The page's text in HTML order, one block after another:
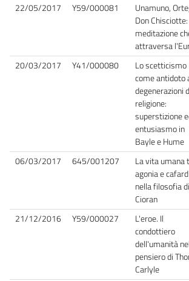
22/05/2017 Y59/000081
Unamuno,
Don
meditazione
attraversa
20/03/2017 Y41/000080
Lo scetticismo
come antidoto
degenerazioni
religione:
superstizione
entusiasmo in
Bayle e Hume
06/03/2017 645/001207
La vita umana
agonia e cafard
nella filosofia di
Cioran
21/12/2016 Y59/000027
L'eroe. Il
condottiero
dell'umanità nel
pensiero di
Carlyle